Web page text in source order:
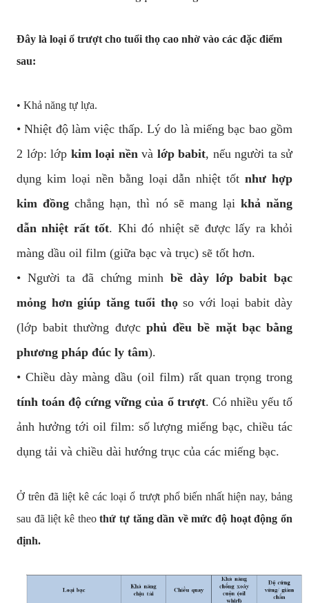
Đây là loại ổ trượt cho tuổi thọ cao nhờ vào các đặc điểm
sau:
• Khả năng tự lựa.
• Nhiệt độ làm việc thấp. Lý do là miếng bạc bao gồm
2 lớp: lớp kim loại nền và lớp babit, nếu người ta sử
dụng kim loại nền bằng loại dẫn nhiệt tốtnhư hợp
kim đồng chẳng hạn, thì nó sẽ mang lại khả năng
dẫn nhiệt rất tốt. Khi đó nhiệt sẽ được lấy ra khỏi
màng dầu oil film (giữa bạc và trục) sẽ tốt hơn.
• Người ta đã chứng minhbề dày lớp babit bạc
mỏng hơn giúp tăng tuổi thọ so với loại babit dày
(lớp babit thường được phủ đều bề mặt bạc bằng
phương pháp đúc ly tâm).
• Chiều dày màng dầu (oil film) rất quan trọng trong
tính toán độ cứng vững của ổ trượt. Có nhiều yếu tố
ảnh hưởng tới oil film: số lượng miếng bạc, chiều tác
dụng tải và chiều dài hướng trục của các miếng bạc.
Ở trên đã liệt kê các loại ổ trượt phổ biến nhất hiện nay, bảng
sau đã liệt kê theothứ tự tăng dần về mức độ hoạt động ổn
định.